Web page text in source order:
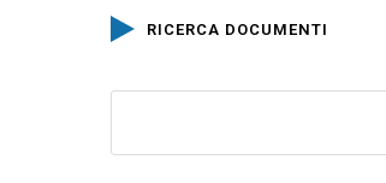
RICERCA DOCUMENTI